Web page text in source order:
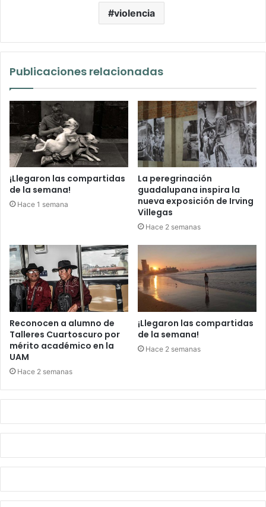
violencia
Publicaciones relacionadas
¡Llegaron las compartidas
de la semana!
Hace 1 semana
La peregrinación
guadalupana inspira la
nueva exposición de Irving
Villegas
Hace 2 semanas
Reconocen a alumno de
Talleres Cuartoscuro por
mérito académico en la
UAM
Hace 2 semanas
¡Llegaron las compartidas
de la semana!
Hace 2 semanas